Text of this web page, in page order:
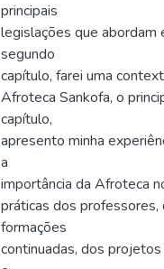
principais
legislações que
segundo
capítulo, farei uma
Afroteca Sankofa, o
capítulo,
apresento minha
a
importância da Afroteca
práticas dos
formações
continuadas, dos